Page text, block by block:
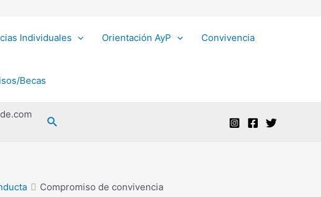
Individuales Orientación AyP Convivencia
Becas
Buscar
Compromiso de convivencia